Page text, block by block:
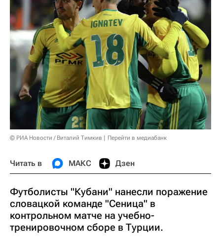
© РИА Новости / Виталий Тимкив Перейти в медиабанк
Читать в МАКС Дзен
Футболисты "Кубани" нанесли поражение
словацкой команде "Сеница" в
контрольном матче на учебно-
тренировочном сборе в Турции.